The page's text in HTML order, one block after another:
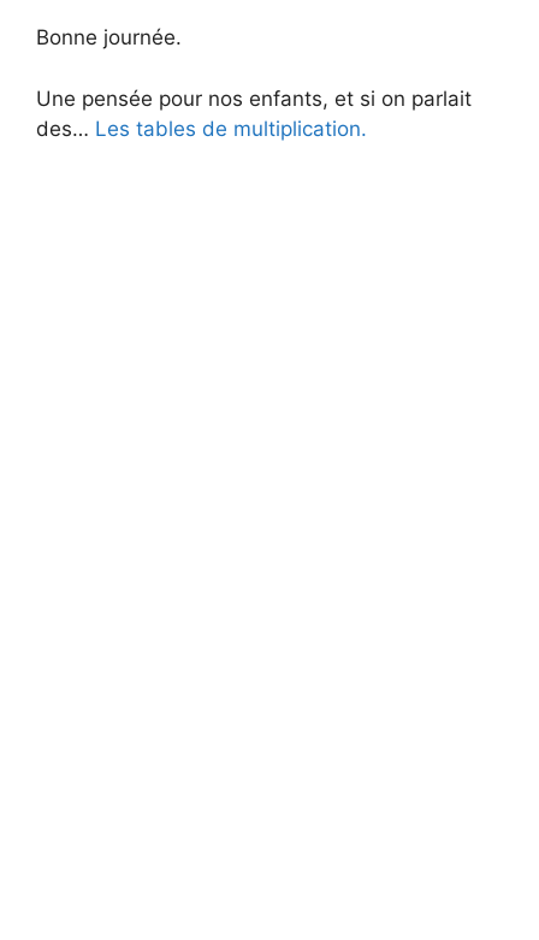
Bonne journée.
Une pensée pour nos enfants, et si on parlait
des… Les tables de multiplication.